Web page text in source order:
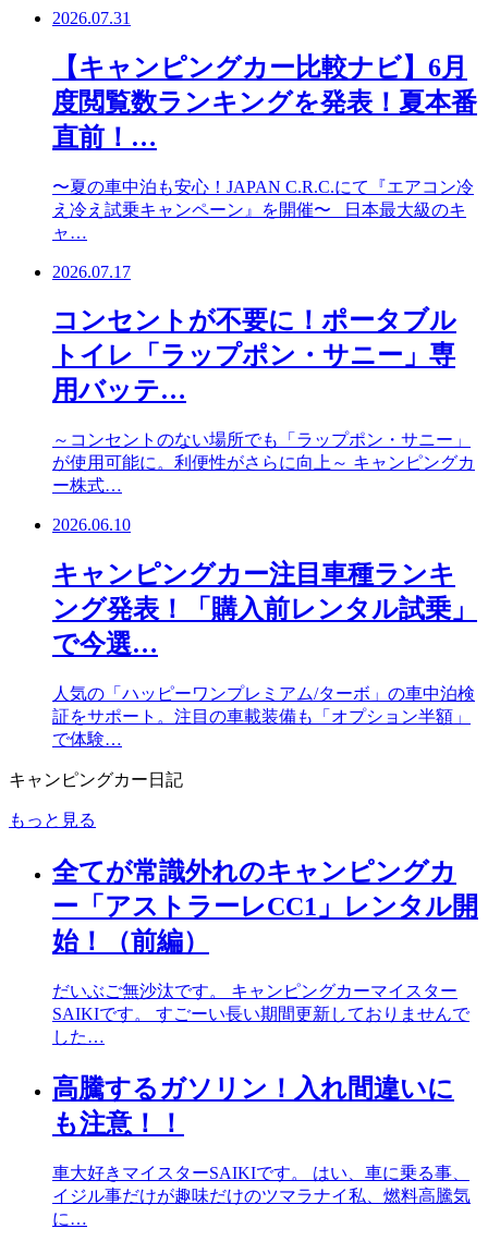
2026.07.31
【キャンピングカー比較ナビ】6月
度閲覧数ランキングを発表！夏本番
直前！…
〜夏の車中泊も安心！JAPAN C.R.C.にて『エアコン冷
え冷え試乗キャンペーン』を開催〜 日本最大級のキ
ャ…
2026.07.17
コンセントが不要に！ポータブル
トイレ「ラップポン・サニー」専
用バッテ…
～コンセントのない場所でも「ラップポン・サニー」
が使用可能に。利便性がさらに向上～ キャンピングカ
ー株式…
2026.06.10
キャンピングカー注目車種ランキ
ング発表！「購入前レンタル試乗」
で今選…
人気の「ハッピーワンプレミアム/ターボ」の車中泊検
証をサポート。注目の車載装備も「オプション半額」
で体験…
キャンピングカー日記
もっと見る
全てが常識外れのキャンピングカ
ー「アストラーレCC1」レンタル開
始！（前編）
だいぶご無沙汰です。 キャンピングカーマイスター
SAIKIです。 すごーい長い期間更新しておりませんで
した…
高騰するガソリン！入れ間違いに
も注意！！
車大好きマイスターSAIKIです。 はい、車に乗る事、
イジル事だけが趣味だけのツマラナイ私、燃料高騰気
に…